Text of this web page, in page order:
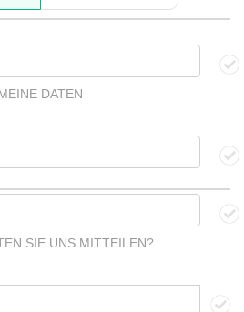
DATEN
SIE UNS MITTEILEN?